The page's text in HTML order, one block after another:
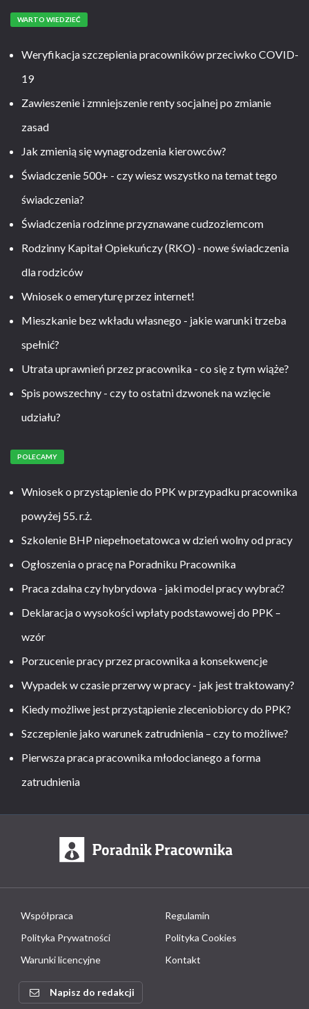
WARTO WIEDZIEĆ
Weryfikacja szczepienia pracowników przeciwko COVID-
19
Zawieszenie i zmniejszenie renty socjalnej po zmianie
zasad
Jak zmienią się wynagrodzenia kierowców?
Świadczenie 500+ - czy wiesz wszystko na temat tego
świadczenia?
Świadczenia rodzinne przyznawane cudzoziemcom
Rodzinny Kapitał Opiekuńczy (RKO) - nowe świadczenia
dla rodziców
Wniosek o emeryturę przez internet!
Mieszkanie bez wkładu własnego - jakie warunki trzeba
spełnić?
Utrata uprawnień przez pracownika - co się z tym wiąże?
Spis powszechny - czy to ostatni dzwonek na wzięcie
udziału?
POLECAMY
Wniosek o przystąpienie do PPK w przypadku pracownika
powyżej 55. r.ż.
Szkolenie BHP niepełnoetatowca w dzień wolny od pracy
Ogłoszenia o pracę na Poradniku Pracownika
Praca zdalna czy hybrydowa - jaki model pracy wybrać?
Deklaracja o wysokości wpłaty podstawowej do PPK –
wzór
Porzucenie pracy przez pracownika a konsekwencje
Wypadek w czasie przerwy w pracy - jak jest traktowany?
Kiedy możliwe jest przystąpienie zleceniobiorcy do PPK?
Szczepienie jako warunek zatrudnienia – czy to możliwe?
Pierwsza praca pracownika młodocianego a forma
zatrudnienia
Współpraca
Regulamin
Polityka Prywatności
Polityka Cookies
Warunki licencyjne
Kontakt
Napisz do redakcji